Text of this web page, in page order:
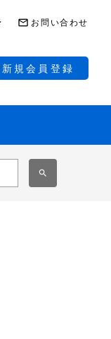
お問い合わせ
規会員登録